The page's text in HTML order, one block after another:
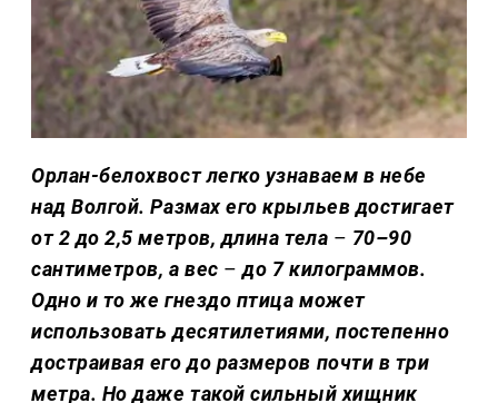
Орлан-белохвост легко узнаваем в небе
над Волгой. Размах его крыльев достигает
от 2 до 2,5 метров, длина тела – 70–90
сантиметров, а вес – до 7 килограммов.
Одно и то же гнездо птица может
использовать десятилетиями, постепенно
достраивая его до размеров почти в три
метра. Но даже такой сильный хищник